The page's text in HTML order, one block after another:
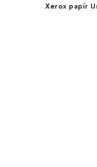
Xerox papír